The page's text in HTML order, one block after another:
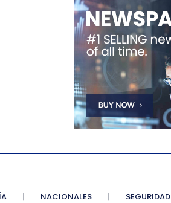
NACIONALES SEGURIDAD